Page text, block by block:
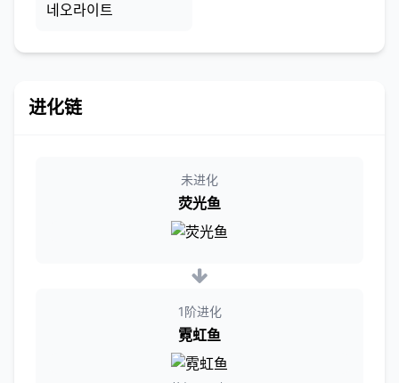
네오라이트
进化链
未进化
荧光鱼
1阶进化
霓虹鱼